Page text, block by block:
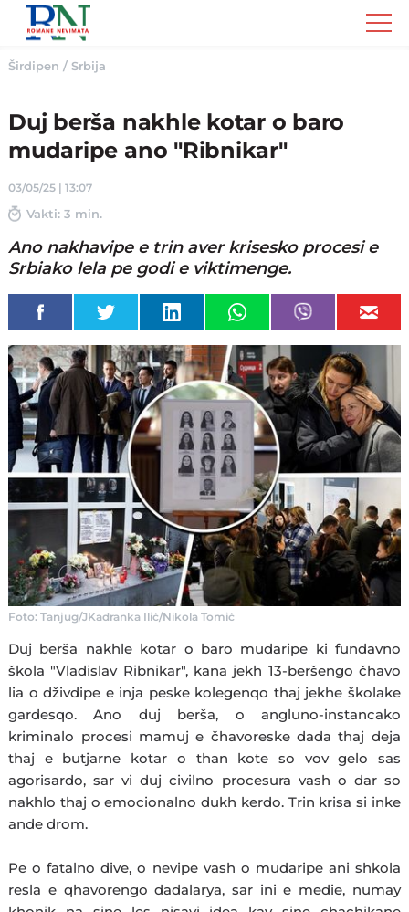
Romane
Nemivata
Širdipen / Srbija
Duj berša nakhle kotar o baro
mudaripe ano "Ribnikar"
03/05/25 | 13:07
Vakti: 3 min.
Ano nakhavipe e trin aver krisesko procesi e
Srbiako lela pe godi e viktimenge.
Foto: Tanjug/JKadranka Ilić/Nikola Tomić
Duj berša nakhle kotar o baro mudaripe ki fundavno
škola "Vladislav Ribnikar", kana jekh 13-beršengo čhavo
lia o dživdipe e inja peske kolegenqo thaj jekhe školake
gardesqo. Ano duj berša, o angluno-instancako
kriminalo procesi mamuj e čhavoreske dada thaj deja
thaj e butjarne kotar o than kote so vov gelo sas
agorisardo, sar vi duj civilno procesura vash o dar so
nakhlo thaj o emocionalno dukh kerdo. Trin krisa si inke
ande drom.
Pe o fatalno dive, o nevipe vash o mudaripe ani shkola
resla e qhavorengo dadalarya, sar ini e medie, numay